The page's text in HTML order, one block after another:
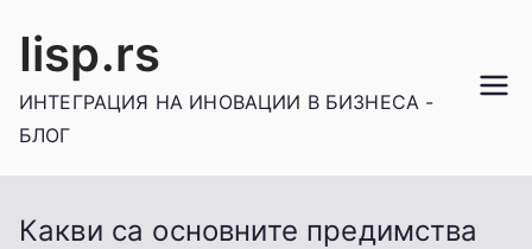
Iisp.rs
ИНТЕГРАЦИЯ НА ИНОВАЦИИ В БИЗНЕСА -
БЛОГ
Какви са основните предимства